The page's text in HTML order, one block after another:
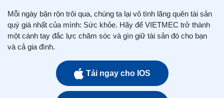
Mỗi ngày bận rộn trôi qua, chúng ta lại vô tình lãng quên tài sản
quý giá nhất của mình: Sức khỏe. Hãy để VIETMEC trở thành
một cánh tay đắc lực chăm sóc và gìn giữ tài sản đó cho bạn
và cả gia đình.
Tải ngay cho IOS